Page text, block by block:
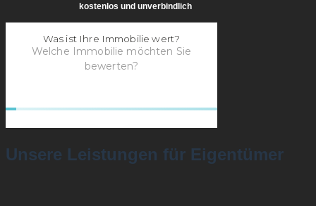
kostenlos und unverbindlich
Unsere Leistungen für Eigentümer